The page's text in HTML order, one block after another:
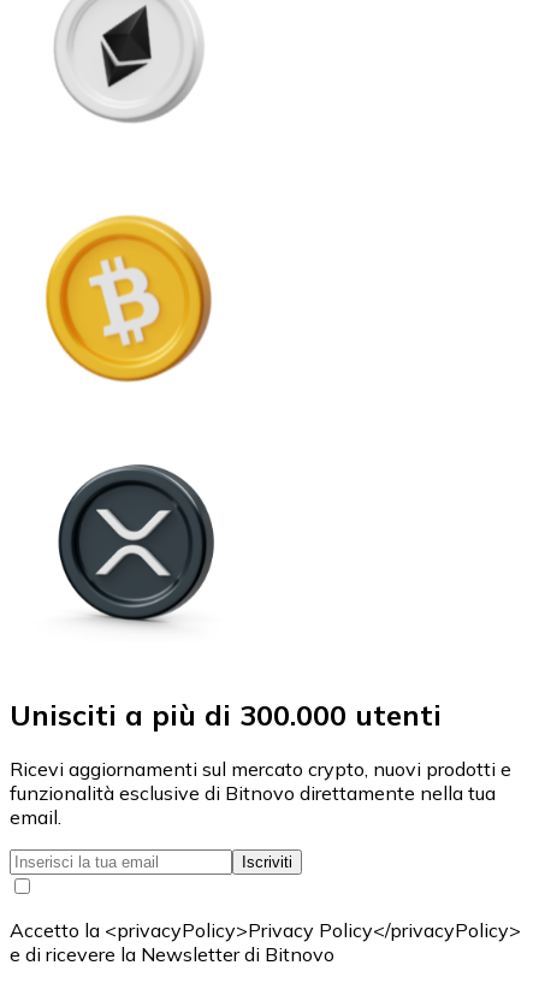
Unisciti a più di 300.000 utenti
Ricevi aggiornamenti sul mercato crypto, nuovi prodotti e
funzionalità esclusive di Bitnovo direttamente nella tua
email.
Iscriviti
Accetto la <privacyPolicy>Privacy Policy</privacyPolicy>
e di ricevere la Newsletter di Bitnovo